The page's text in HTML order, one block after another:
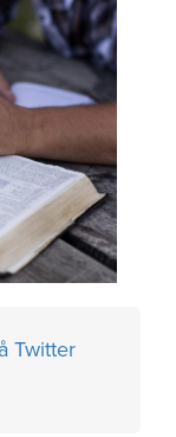
Twitter